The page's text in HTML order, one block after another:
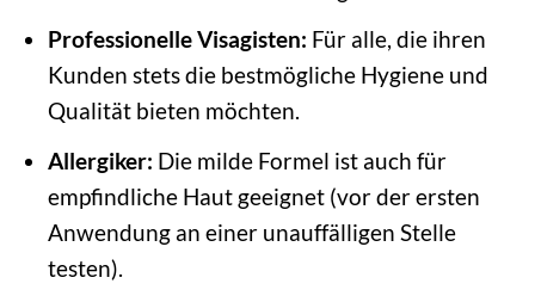
Professionelle Visagisten: Für alle, die ihren
Kunden stets die bestmögliche Hygiene und
Qualität bieten möchten.
Allergiker: Die milde Formel ist auch für
empfindliche Haut geeignet (vor der ersten
Anwendung an einer unauffälligen Stelle
testen).